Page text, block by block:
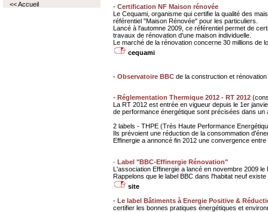
<< Accueil
- Certification NF Maison rénovée
Le Cequami, organisme qui certifie la qualité des
référentiel "Maison Rénovée" pour les particuliers.
Lancé à l'automne 2009, ce référentiel permet de
travaux de rénovation d'une maison individuelle.
Le marché de la rénovation concerne 30 millions de
cequami
- Observatoire BBC de la construction et
- Réglementation Thermique 2012 - RT 2012
La RT 2012 est entrée en vigueur depuis le 1er
de performance énergétique sont précisées dans
2 labels - THPE (Très Haute Performance
Ils prévoient une réduction de la consommation
Effinergie a annoncé fin 2012 une convergence
- Label "BBC-Effinergie Rénovation"
L'association Effinergie a lancé en novembre 2009 le
Rappelons que le label BBC dans l'habitat neuf
site
- Le label Bâtiments à Energie Positive &
certifier les bonnes pratiques énergétiques et